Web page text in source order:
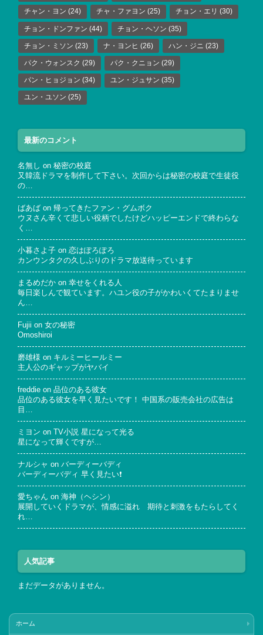
チャン・ヨン (24) チャ・ファヨン (25) チョン・エリ (30)
チョン・ドンファン (44) チョン・ヘソン (35)
チョン・ミソン (23) ナ・ヨンヒ (26) ハン・ジニ (23)
パク・ウォンスク (29) パク・クニョン (29)
パン・ヒョジョン (34) ユン・ジュサン (35)
ユン・ユソン (25)
最新のコメント
名無し on 秘密の校庭
又韓流ドラマを制作して下さい。次回からは秘密の校庭で生徒役
の…
ばあば on 帰ってきたファン・グムボク
ウヌさん辛くて悲しい役柄でしたけどハッピーエンドで終わらな
く…
小暮さよ子 on 恋はぽろぽろ
カンウンタクの久しぶりのドラマ放送待っています
まるめだか on 幸せをくれる人
毎日楽しんで観ています。ハユン役の子がかわいくてたまりませ
ん…
Fujii on 女の秘密
Omoshiroi
磨雄様 on キルミーヒールミー
主人公のギャップがヤバイ
freddie on 品位のある彼女
品位のある彼女を早く見たいです！ 中国系の販売会社の広告は
目…
ミヨン on
TV小説 星になって光る
星になって輝くですが…
ナルシャ on バーディーバディ
バーディーバディ 早く見たい❗
愛ちゃん on 海神（ヘシン）
展開していくドラマが、情感に溢れ 期待と刺激をもたらしてく
れ…
人気記事
まだデータがありません。
ホーム